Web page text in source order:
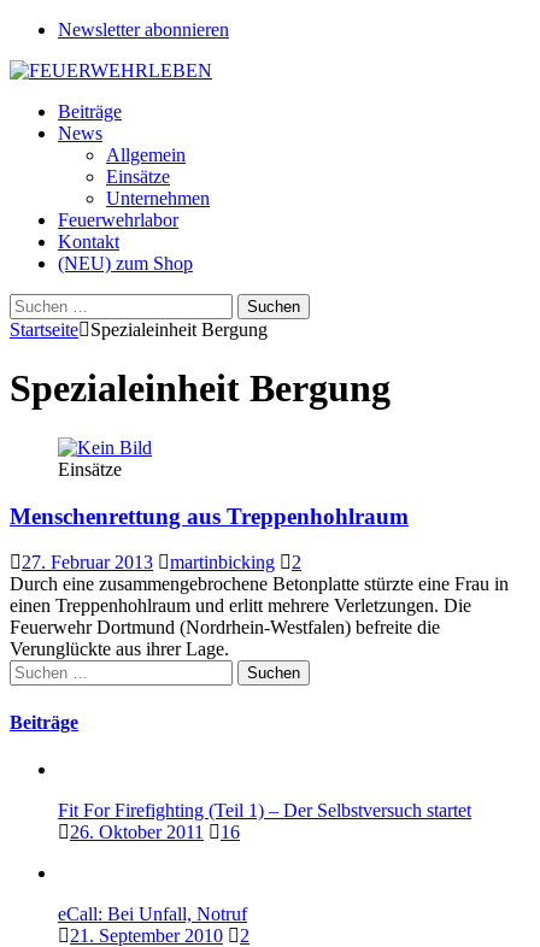
Newsletter abonnieren
Beiträge
News
Allgemein
Einsätze
Unternehmen
Feuerwehrlabor
Kontakt
(NEU) zum Shop
Suchen
nach:
Startseite Spezialeinheit Bergung
Spezialeinheit Bergung
Einsätze
Menschenrettung aus Treppenhohlraum
27. Februar 2013 martinbicking
2
Durch eine zusammengebrochene Betonplatte stürzte eine Frau in
einen Treppenhohlraum und erlitt mehrere Verletzungen. Die
Feuerwehr Dortmund (Nordrhein-Westfalen) befreite die
Verunglückte aus ihrer Lage.
Suchen
nach:
Beiträge
Fit For Firefighting (Teil 1) – Der Selbstversuch startet
26. Oktober 2011
16
eCall: Bei Unfall, Notruf
21. September 2010
2